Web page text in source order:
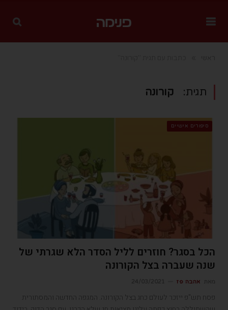
תגית: קורונה
סיפורים אישיים
הכל בסגר? חוזרים לליל הסדר הלא שגרתי של
שנה שעברה בצל הקורונה
אהבה פז
פסח תש"פ ייזכר לעולם כחג בצל הקורונה. המגפה החדשה והמסתורית